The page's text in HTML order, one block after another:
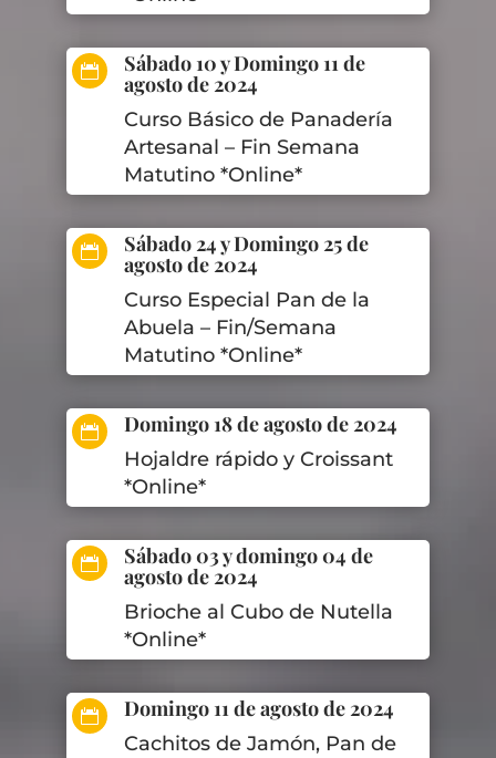
 Sábado 10 y Domingo 11 de
agosto de 2024
Curso Básico de Panadería
Artesanal – Fin Semana
Matutino *Online*
 Sábado 24 y Domingo 25 de
agosto de 2024
Curso Especial Pan de la
Abuela – Fin/Semana
Matutino *Online*
 Domingo 18 de agosto de 2024
Hojaldre rápido y Croissant
*Online*
 Sábado 03 y domingo 04 de
agosto de 2024
Brioche al Cubo de Nutella
*Online*
 Domingo 11 de agosto de 2024
Cachitos de Jamón, Pan de